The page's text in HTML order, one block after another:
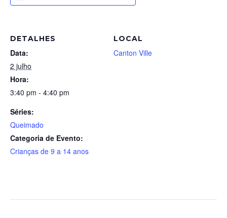
DETALHES
Data:
2 julho
Hora:
3:40 pm - 4:40 pm
Séries:
Queimado
Categoria de Evento:
Crianças de 9 a 14 anos
LOCAL
Canton Ville